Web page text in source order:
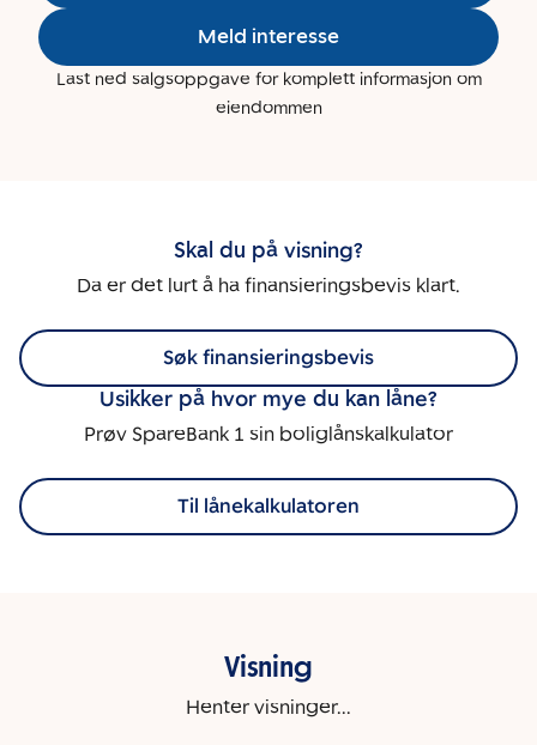
Meld interesse
Last ned salgsoppgave for komplett informasjon om
eiendommen
Skal du på visning?
Da er det lurt å ha finansieringsbevis klart.
Søk finansieringsbevis
Usikker på hvor mye du kan låne?
Prøv SpareBank 1 sin boliglånskalkulator
Til lånekalkulatoren
Visning
Henter visninger...